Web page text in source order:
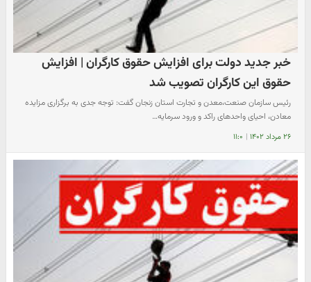
خبر جدید دولت برای افزایش حقوق کارگران | افزایش
حقوق این کارگران تصویب شد
رئیس سازمان صنعت،معدن و تجارت استان زنجان گفت: توجه جدی به برگزاری مزایده
معادن، احیای واحدهای راکد و ورود سرمایه…
۲۶ مرداد ۱۴۰۲ | ۱۱:۰